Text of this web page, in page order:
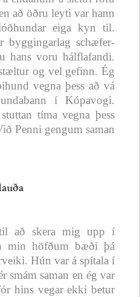
að öðru leyti var hann
eiga kyn til.
byggingarlag schæfer-
hans voru hálflafandi.
og vel gefinn. Ég
vegna þess að vá
í Kópavogi.
tíma vegna þess
Penni gengum saman
að skera mig upp í
min höfðum bæði þá
Hún var á spítala í
smám saman en ég var
hins vegar ekki betur